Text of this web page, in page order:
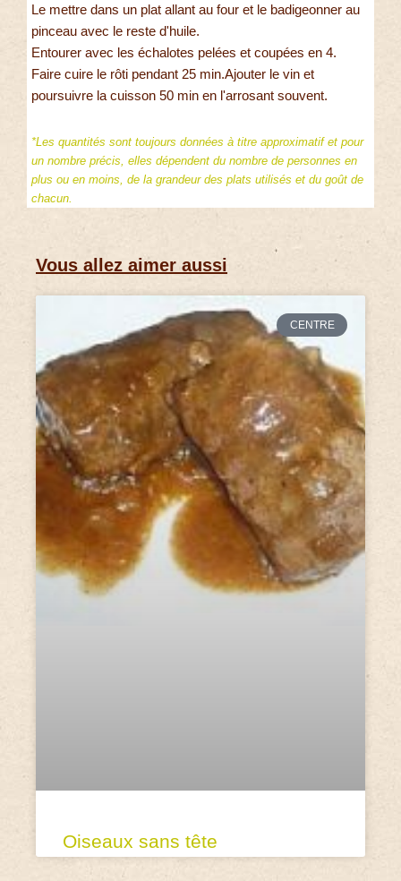
Le mettre dans un plat allant au four et le badigeonner au
pinceau avec le reste d'huile.
Entourer avec les échalotes pelées et coupées en 4.
Faire cuire le rôti pendant 25 min.Ajouter le vin et
poursuivre la cuisson 50 min en l'arrosant souvent.
*Les quantités sont toujours données à titre approximatif et pour
un nombre précis, elles dépendent du nombre de personnes en
plus ou en moins, de la grandeur des plats utilisés et du goût de
chacun.
Vous allez aimer aussi
CENTRE
Oiseaux sans tête